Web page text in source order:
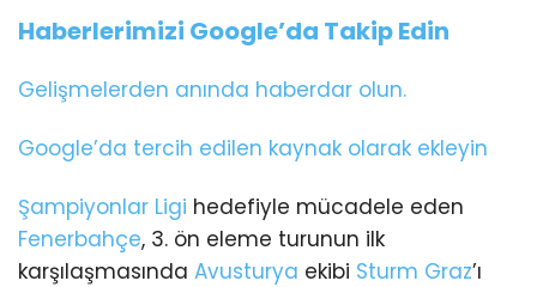
Haberlerimizi Google’da Takip Edin
Gelişmelerden anında haberdar olun.
Google’da tercih edilen kaynak olarak ekleyin
Şampiyonlar Ligi hedefiyle mücadele eden
Fenerbahçe, 3. ön eleme turunun ilk
karşılaşmasında Avusturya ekibi Sturm Graz’ı